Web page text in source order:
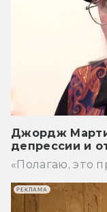
Джордж
депрессии и
«Полагаю, это
РЕКЛАМА